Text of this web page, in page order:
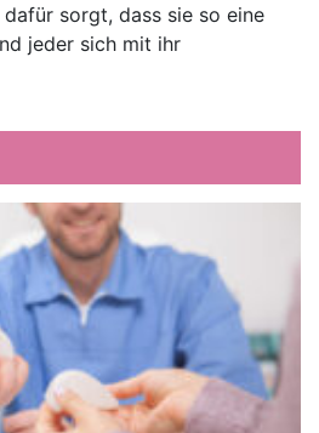
sorgt, dass sie so eine
jeder sich mit ihr